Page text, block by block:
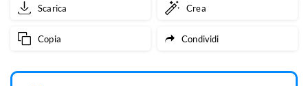
Scarica Crea
Copia Condividi